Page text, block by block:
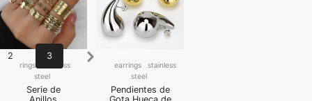
rings
stainless
steel
Serie de
earrings
stainless
steel
Pendientes de
2 3 Next